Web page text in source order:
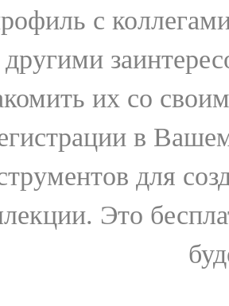
с
другими
их со
в
для
Это